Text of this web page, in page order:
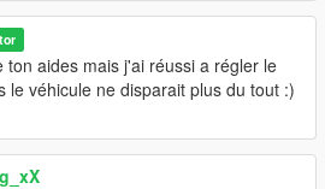
ton aides mais j'ai réussi a régler le
le véhicule ne disparait plus du tout :)